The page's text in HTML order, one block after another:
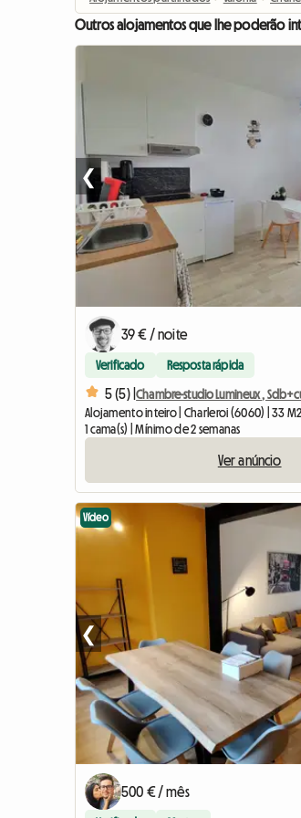
Outros alojamentos que lhe poderão
❮
39 € / noite
Verificado Resposta rápida
5 (5) |Chambre-studio Lumineux ,
Alojamento inteiro | Charleroi (6060) | 33 M2
1 cama(s) | Mínimo de 2 semanas
Ver anúncio
Vídeo
❮
500 € / mês